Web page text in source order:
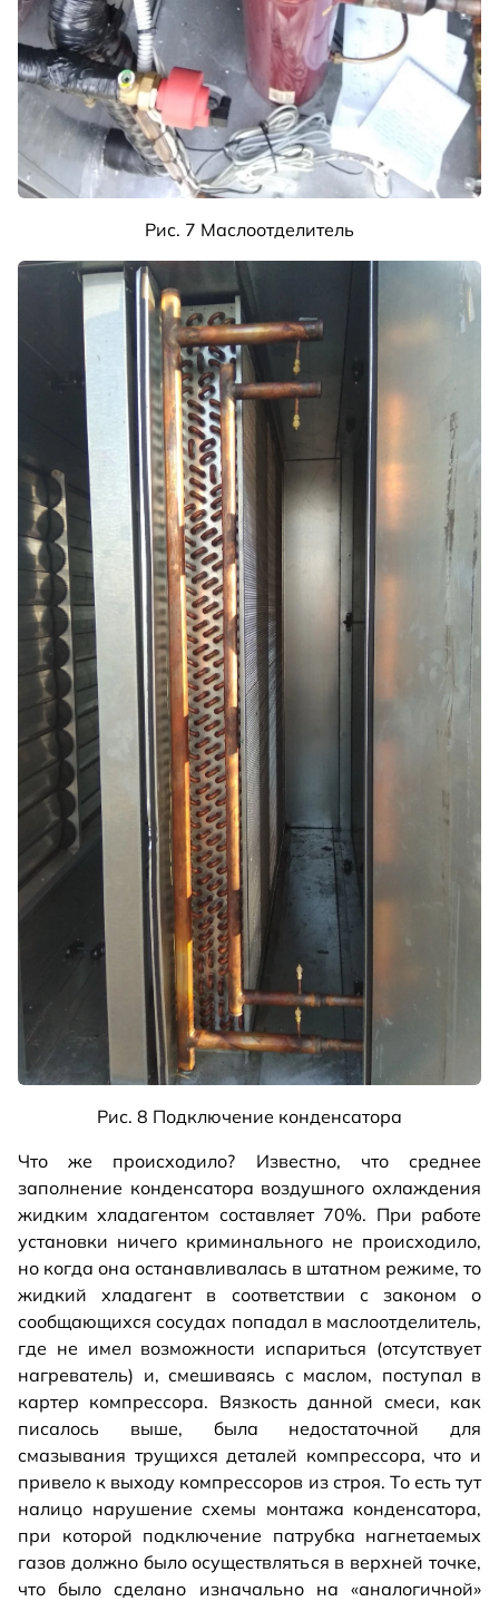
Рис. 7 Маслоотделитель
Рис. 8 Подключение конденсатора
Что же происходило? Известно, что среднее
заполнение конденсатора воздушного охлаждения
жидким хладагентом составляет 70%. При работе
установки ничего криминального не происходило,
но когда она останавливалась в штатном режиме, то
жидкий хладагент в соответствии с законом о
сообщающихся сосудах попадал в маслоотделитель,
где не имел возможности испариться (отсутствует
нагреватель) и, смешиваясь с маслом, поступал в
картер компрессора. Вязкость данной смеси, как
писалось выше, была недостаточной для
смазывания трущихся деталей компрессора, что и
привело к выходу компрессоров из строя. То есть тут
налицо нарушение схемы монтажа конденсатора,
при которой подключение патрубка нагнетаемых
газов должно было осуществляться в верхней точке,
что было сделано изначально на «аналогичной»